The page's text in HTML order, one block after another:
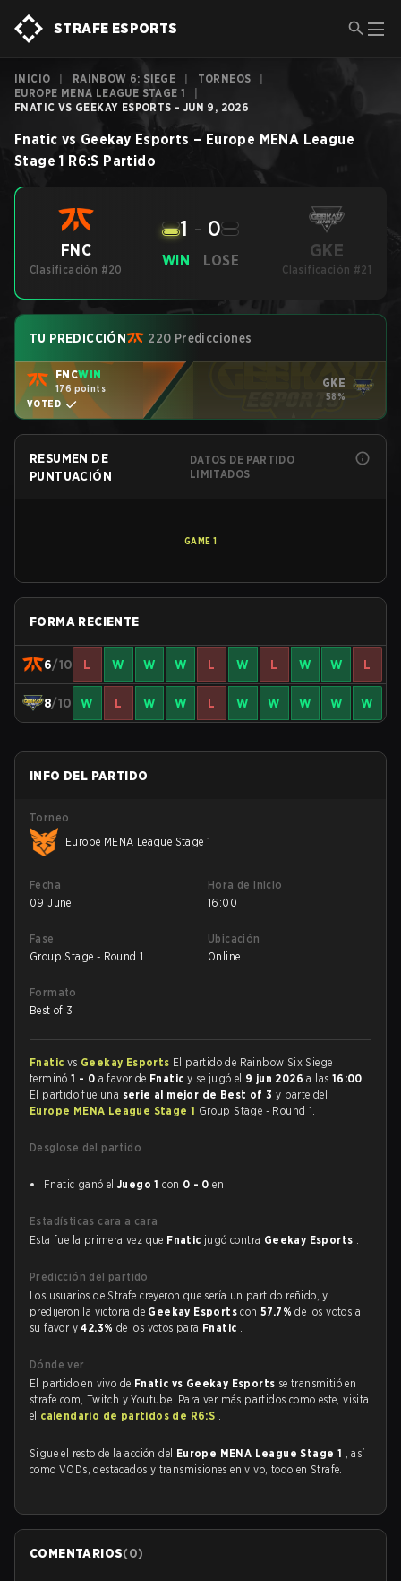
STRAFE ESPORTS
INICIO RAINBOW 6: SIEGE TORNEOS
EUROPE MENA LEAGUE STAGE 1
FNATIC VS GEEKAY ESPORTS - JUN 9, 2026
Fnatic vs Geekay Esports – Europe MENA League
Stage 1 R6:S Partido
FNC
Clasificación #20
WIN
1 - 0
LOSE GKE
Clasificación #21
TU PREDICCIÓN 220 Predicciones
FNCWIN
176 points
VOTED
GKE
58%
RESUMEN DE
PUNTUACIÓN
DATOS DE PARTIDO
LIMITADOS
GAME 1
FORMA RECIENTE
6/10 L W W W L W L W W L
8/10 W L W W L W W W W W
INFO DEL PARTIDO
Torneo
Europe MENA League Stage 1
Fecha
09 June
Hora de inicio
16:00
Fase
Group Stage - Round 1
Ubicación
Online
Formato
Best of 3
Fnatic vs Geekay Esports El partido de Rainbow Six Siege
terminó1 - 0 a favor de Fnatic y se jugó el 9 jun 2026a las 16:00 .
El partido fue una serie al mejor de Best of 3 y parte del
Europe MENA League Stage 1 Group Stage - Round 1.
Desglose del partido
Fnatic ganó el Juego 1 con 0 - 0 en
Estadísticas cara a cara
Esta fue la primera vez que Fnatic jugó contra Geekay Esports .
Predicción del partido
Los usuarios de Strafe creyeron que sería un partido reñido, y
predijeron la victoria de Geekay Esportscon57.7%de los votos a
su favor y42.3% de los votos para Fnatic .
Dónde ver
El partido en vivo de Fnatic vs Geekay Esports se transmitió en
strafe.com, Twitch y Youtube. Para ver más partidos como este, visita
el calendario de partidos de R6:S .
Sigue el resto de la acción del Europe MENA League Stage 1 , así
como VODs, destacados y transmisiones en vivo, todo en Strafe.
COMENTARIOS(0)